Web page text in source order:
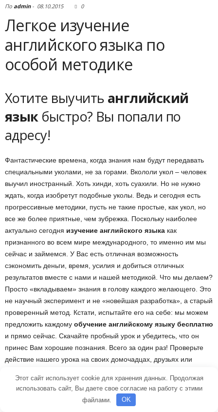
По admin- 08.10.2015 0
Легкое изучение
английского языка по
особой методике
Хотите выучить английский
языкбыстро? Вы попали по
адресу!
Фантастические времена, когда знания нам будут передавать
специальными уколами, не за горами. Вкололи укол – человек
выучил иностранный. Хоть хинди, хоть суахили. Но не нужно
ждать, когда изобретут подобные уколы. Ведь и сегодня есть
прогрессивные методики, пусть не такие простые, как укол, но
все же более приятные, чем зубрежка. Поскольку наиболее
актуально сегодня изучение английского языка как
признанного во всем мире международного, то именно им мы
сейчас и займемся. У Вас есть отличная возможность
сэкономить деньги, время, усилия и добиться отличных
результатов вместе с нами и нашей методикой. Что мы делаем?
Просто «вкладываем» знания в голову каждого желающего. Это
не научный эксперимент и не «новейшая разработка», а старый
проверенный метод. Кстати, испытайте его на себе: мы можем
предложить каждому обучение английскому языку бесплатно
и прямо сейчас. Скачайте пробный урок и убедитесь, что он
принес Вам хорошие познания. Всего за один раз! Проверьте
действие нашего урока на своих домочадцах, друзьях или
море знаний! Да, и мы предлагаем Вам выучитьанглийский
всего за месяц! Вы будете тренироваться и заниматься
дома, а использовать и применять знания там, где только
Этот сайт использует cookie для хранения данных. Продолжая
использовать сайт, Вы даете свое согласие на работу с этими
файлами.
OK